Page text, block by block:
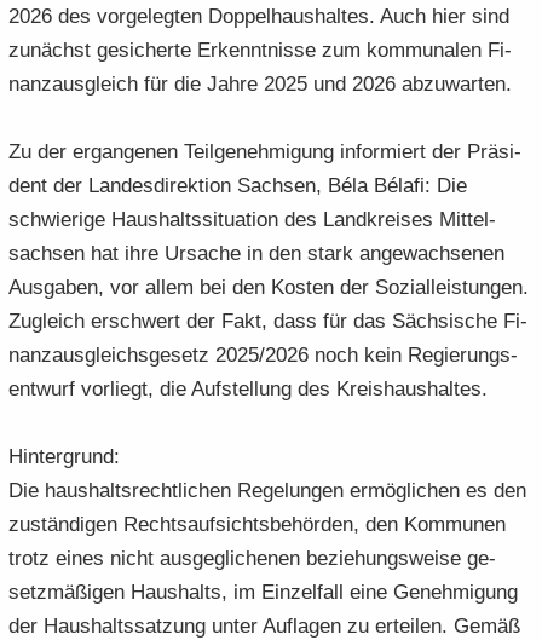
2026 des vor­ge­leg­ten Dop­pel­haus­hal­tes. Auch hier sind
zu­nächst ge­si­cher­te Er­kennt­nis­se zum kom­mu­na­len Fi­
nanz­aus­gleich für die Jahre 2025 und 2026 ab­zu­war­ten.
Zu der er­gan­ge­nen Teil­ge­neh­mi­gung in­for­miert der Prä­si­
dent der Lan­des­di­rek­ti­on Sach­sen, Béla Bélafi: Die
schwie­ri­ge Haus­halts­si­tua­ti­on des Land­krei­ses Mit­tel­
sach­sen hat ihre Ur­sa­che in den stark an­ge­wach­se­nen
Aus­ga­ben, vor allem bei den Kos­ten der So­zi­al­leis­tun­gen.
Zu­gleich er­schwert der Fakt, dass für das Säch­si­sche Fi­
nanz­aus­gleichs­ge­setz 2025/2026 noch kein Re­gie­rungs­
ent­wurf vor­liegt, die Auf­stel­lung des Kreis­haus­hal­tes.
Hin­ter­grund:
Die haus­halts­recht­li­chen Re­ge­lun­gen er­mög­li­chen es den
zu­stän­di­gen Rechts­auf­sichts­be­hör­den, den Kom­mu­nen
trotz eines nicht aus­ge­gli­che­nen be­zie­hungs­wei­se ge­
setz­mä­ßi­gen Haus­halts, im Ein­zel­fall eine Ge­neh­mi­gung
der Haus­halts­sat­zung unter Auf­la­gen zu er­tei­len. Gemäß